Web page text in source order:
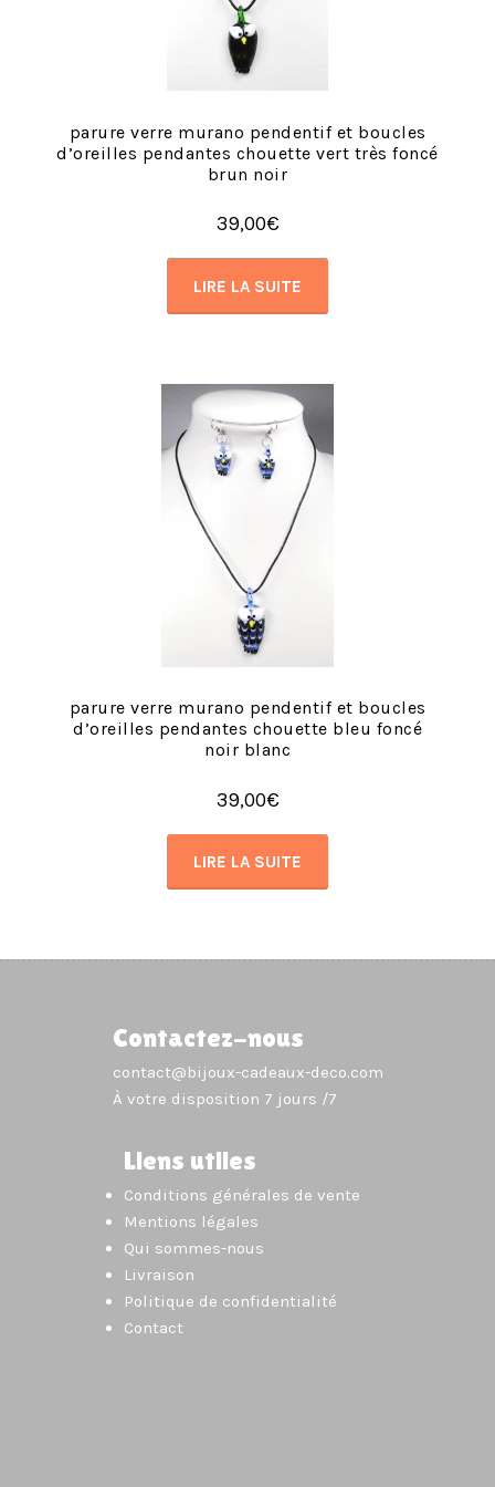
parure verre murano pendentif et boucles
d’oreilles pendantes chouette vert très foncé
brun noir
39,00€
LIRE LA SUITE
parure verre murano pendentif et boucles
d’oreilles pendantes chouette bleu foncé
noir blanc
39,00€
LIRE LA SUITE
Contactez-nous
contact@bijoux-cadeaux-deco.com
À votre disposition 7 jours /7
Liens utiles
Conditions générales de vente
Mentions légales
Qui sommes-nous
Livraison
Politique de confidentialité
Contact